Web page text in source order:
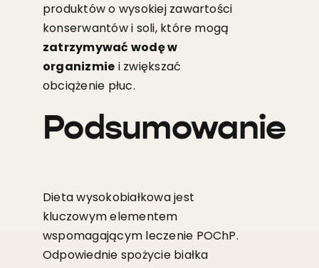
produktów o wysokiej zawartości
konserwantów i soli, które mogą
zatrzymywać wodę w
organizmie i zwiększać
obciążenie płuc.
Podsumowanie
Dieta wysokobiałkowa jest
kluczowym elementem
wspomagającym leczenie POChP.
Odpowiednie spożycie białka